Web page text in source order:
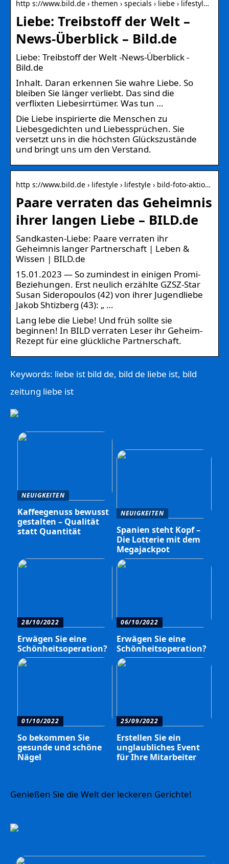
http s://www.bild.de › themen › specials › liebe › lifestyl…
Liebe: Treibstoff der Welt –
News-Überblick – Bild.de
Liebe: Treibstoff der Welt -News-Überblick -
Bild.de
Inhalt. Daran erkennen Sie wahre Liebe. So
bleiben Sie länger verliebt. Das sind die
verflixten Liebesirrtümer. Was tun …
Die Liebe inspirierte die Menschen zu
Liebesgedichten und Liebessprüchen. Sie
versetzt uns in die höchsten Glückszustände
und bringt uns um den Verstand.
http s://www.bild.de › lifestyle › lifestyle › bild-foto-aktio…
Paare verraten das Geheimnis
ihrer langen Liebe – BILD.de
Sandkasten-Liebe: Paare verraten ihr
Geheimnis langer Partnerschaft | Leben &
Wissen | BILD.de
15.01.2023 — So zumindest in einigen Promi-
Beziehungen. Erst neulich erzählte GZSZ-Star
Susan Sideropoulos (42) von ihrer Jugendliebe
Jakob Shtizberg (43): „ …
Lang lebe die Liebe! Und früh sollte sie
beginnen! In BILD verraten Leser ihr Geheim-
Rezept für eine glückliche Partnerschaft.
Keywords: liebe ist bild de, bild de liebe ist, bild
zeitung liebe ist
NEUIGKEITEN
Kaffeegenuss bewusst
gestalten – Qualität
statt Quantität
NEUIGKEITEN
Spanien steht Kopf –
Die Lotterie mit dem
Megajackpot
28/10/2022
Erwägen Sie eine
Schönheitsoperation?
06/10/2022
Erwägen Sie eine
Schönheitsoperation?
01/10/2022
So bekommen Sie
gesunde und schöne
Nägel
25/09/2022
Erstellen Sie ein
unglaubliches Event
für Ihre Mitarbeiter
Genießen Sie die Welt der leckeren Gerichte!